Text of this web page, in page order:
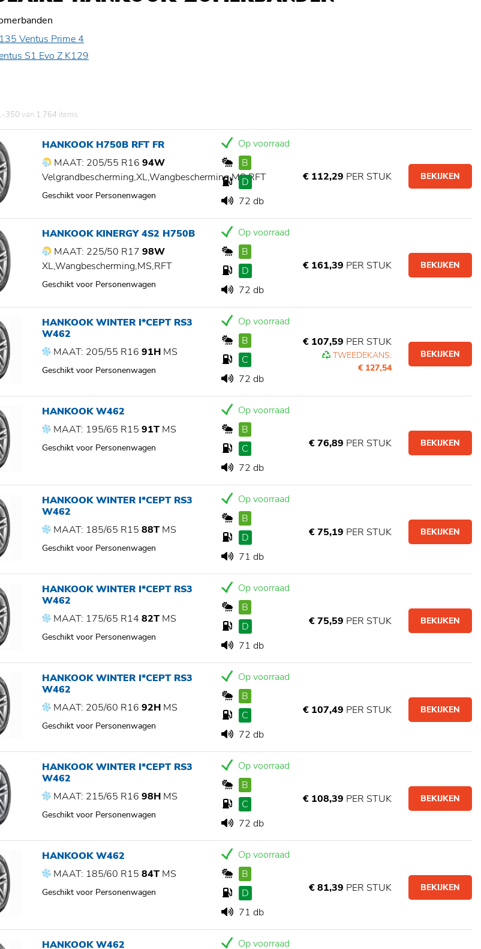
Ventus Prime 4
S1 Evo Z K129
350 van 1.764 items.
HANKOOK H750B RFT FR
MAAT: 205/55 R1694W
Velgrandbescherming,XL,Wangbescherming,MS,RFT
Geschikt voor Personenwagen
Op voorraad
B
D
72 db
€ 112,29 PER STUK BEKIJKEN
HANKOOK KINERGY 4S2 H750B
MAAT: 225/50 R1798W
XL,Wangbescherming,MS,RFT
Geschikt voor Personenwagen
Op voorraad
B
D
72 db
€ 161,39 PER STUK BEKIJKEN
HANKOOK WINTER I*CEPT RS3
W462
MAAT: 205/55 R1691H MS
Geschikt voor Personenwagen
Op voorraad
B
C
72 db
€ 107,59 PER STUK
TWEEDEKANS:
€ 127,54
BEKIJKEN
HANKOOK W462
MAAT: 195/65 R1591T MS
Geschikt voor Personenwagen
Op voorraad
B
C
72 db
€ 76,89 PER STUK BEKIJKEN
HANKOOK WINTER I*CEPT RS3
W462
MAAT: 185/65 R1588T MS
Geschikt voor Personenwagen
Op voorraad
B
D
71 db
€ 75,19 PER STUK BEKIJKEN
HANKOOK WINTER I*CEPT RS3
W462
MAAT: 175/65 R1482T MS
Geschikt voor Personenwagen
Op voorraad
B
D
71 db
€ 75,59 PER STUK BEKIJKEN
HANKOOK WINTER I*CEPT RS3
W462
MAAT: 205/60 R1692H MS
Geschikt voor Personenwagen
Op voorraad
B
C
72 db
€ 107,49 PER STUK BEKIJKEN
HANKOOK WINTER I*CEPT RS3
W462
MAAT: 215/65 R1698H MS
Geschikt voor Personenwagen
Op voorraad
B
C
72 db
€ 108,39 PER STUK BEKIJKEN
HANKOOK W462
MAAT: 185/60 R1584T MS
Geschikt voor Personenwagen
Op voorraad
B
D
71 db
€ 81,39 PER STUK BEKIJKEN
HANKOOK W462
Op voorraad